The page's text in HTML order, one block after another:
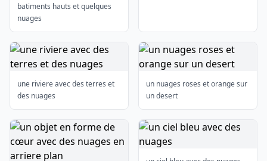
batiments hauts et quelques
nuages
une riviere avec des terres et
des nuages
un nuages ​​roses et orange sur
un desert